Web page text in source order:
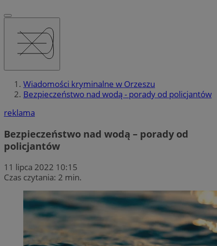
Wiadomości kryminalne w Orzeszu
Bezpieczeństwo nad wodą - porady od policjantów
reklama
Bezpieczeństwo nad wodą – porady od
policjantów
11 lipca 2022 10:15
Czas czytania: 2 min.